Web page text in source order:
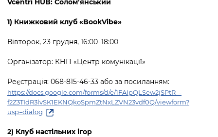
Vcentri HUB: Солом’янський
1) Книжковий клуб «BookVibe»
Вівторок, 23 грудня, 16:00–18:00
Організатор: КНП «Центр комунікації»
Реєстрація: 068-815-46-33 або за посиланням:
https://docs.google.com/forms/d/e/1FAIpQLSew2jSPtR_-
f2Z3TIdR3lvSK1EKNQkoSpmZtNxLZVN23vdf0Q/viewform?
usp=dialog
2) Клуб настільних ігор